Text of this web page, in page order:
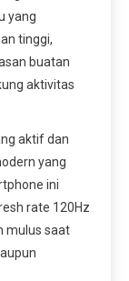
yang
tinggi,
buatan
aktivitas
aktif dan
yang
ini
rate 120Hz
mulus saat